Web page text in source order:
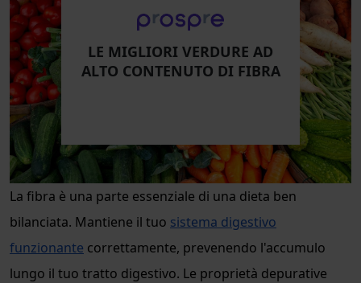
LE MIGLIORI VERDURE AD
ALTO CONTENUTO DI FIBRA
La fibra è una parte essenziale di una dieta ben
bilanciata. Mantiene il tuo sistema digestivo
funzionante correttamente, prevenendo l'accumulo
lungo il tuo tratto digestivo. Le proprietà depurative